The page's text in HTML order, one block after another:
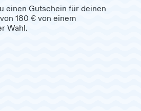
einen Gutschein für deinen
180 € von einem
Wahl.